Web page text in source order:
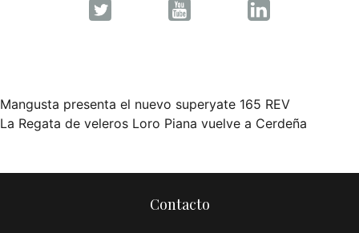
Navegación
entradas
Mangusta presenta el nuevo superyate 165 REV
La Regata de veleros Loro Piana vuelve a Cerdeña
Contacto